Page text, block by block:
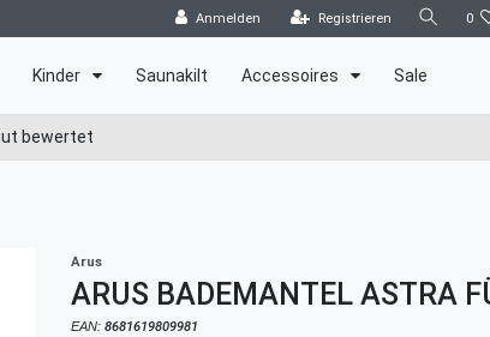
Anmelden Registrieren 0
Kinder Saunakilt Accessoires Sale
bewertet
Arus
ARUS BADEMANTEL ASTRA
EAN: 8681619809981